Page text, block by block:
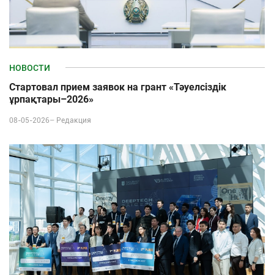
НОВОСТИ
Стартовал прием заявок на грант «Тәуелсіздік
ұрпақтары–2026»
08-05-2026– Редакция